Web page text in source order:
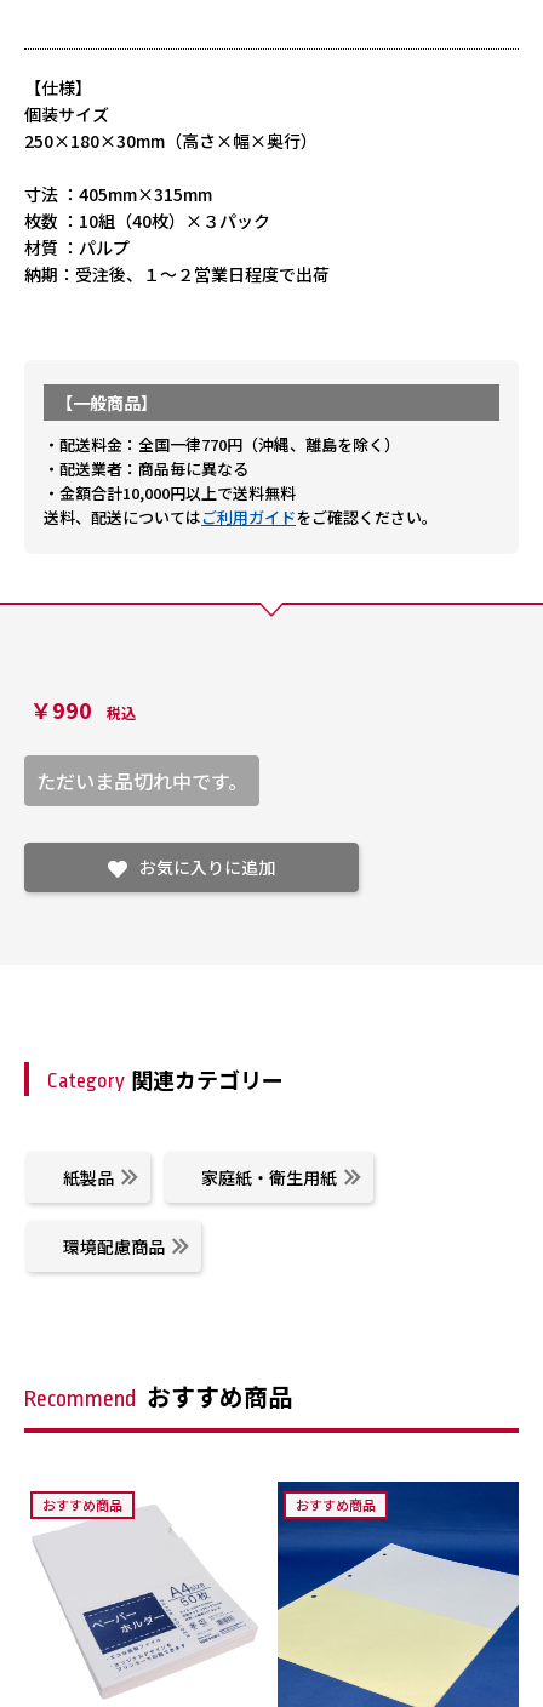
【仕様】
個装サイズ
250×180×30mm（高さ×幅×奥行）
寸法 ：405mm×315mm
枚数 ：10組（40枚）×３パック
材質 ：パルプ
納期：受注後、１～２営業日程度で出荷
【一般商品】
・配送料金：全国一律770円（沖縄、離島を除く）
・配送業者：商品毎に異なる
・金額合計10,000円以上で送料無料
送料、配送についてはご利用ガイドをご確認ください。
￥990 税込
ただいま品切れ中です。
お気に入りに追加
Category 関連カテゴリー
紙製品 家庭紙・衛生用紙
環境配慮商品
Recommend おすすめ商品
おすすめ商品 おすすめ商品